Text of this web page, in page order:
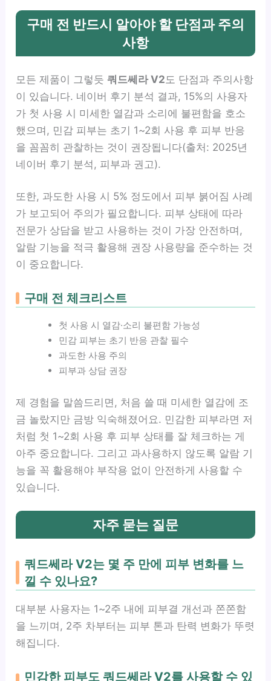
구매 전 반드시 알아야 할 단점과 주의
사항
모든 제품이 그렇듯쿼드쎄라 V2 도 단점과 주의사항
이 있습니다. 네이버 후기 분석 결과, 15%의 사용자
가 첫 사용 시 미세한 열감과 소리에 불편함을 호소
했으며, 민감 피부는 초기 1~2회 사용 후 피부 반응
을 꼼꼼히 관찰하는 것이 권장됩니다(출처: 2025년
네이버 후기 분석, 피부과 권고).
또한, 과도한 사용 시 5% 정도에서 피부 붉어짐 사례
가 보고되어 주의가 필요합니다. 피부 상태에 따라
전문가 상담을 받고 사용하는 것이 가장 안전하며,
알람 기능을 적극 활용해 권장 사용량을 준수하는 것
이 중요합니다.
구매 전 체크리스트
첫 사용 시 열감·소리 불편함 가능성
민감 피부는 초기 반응 관찰 필수
과도한 사용 주의
피부과 상담 권장
제 경험을 말씀드리면, 처음 쓸 때 미세한 열감에 조
금 놀랐지만 금방 익숙해졌어요. 민감한 피부라면 저
처럼 첫 1~2회 사용 후 피부 상태를 잘 체크하는 게
아주 중요합니다. 그리고 과사용하지 않도록 알람 기
능을 꼭 활용해야 부작용 없이 안전하게 사용할 수
있습니다.
자주 묻는 질문
쿼드쎄라 V2는 몇 주 만에 피부 변화를 느
낄 수 있나요?
대부분 사용자는 1~2주 내에 피부결 개선과 쫀쫀함
을 느끼며, 2주 차부터는 피부 톤과 탄력 변화가 뚜렷
해집니다.
민감한 피부도 쿼드쎄라 V2를 사용할 수 있